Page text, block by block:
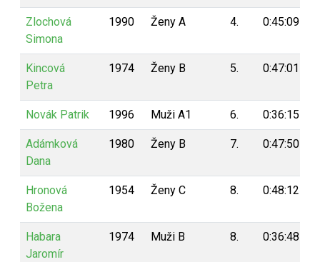
Zlochová
Simona
1990 Ženy A 4. 0:45:09
Kincová
Petra
1974 Ženy B 5. 0:47:01
Novák Patrik 1996 Muži A1 6. 0:36:15
Adámková
Dana
1980 Ženy B 7. 0:47:50
Hronová
Božena
1954 Ženy C 8. 0:48:12
Habara
Jaromír
1974 Muži B 8. 0:36:48